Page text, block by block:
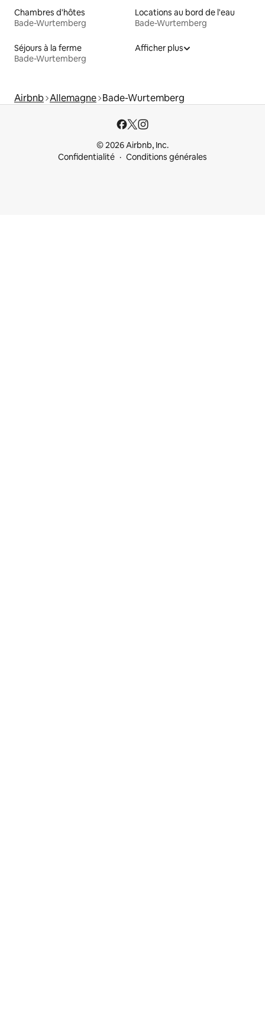
Chambres d'hôtes
Bade-Wurtemberg
Locations au bord de l'eau
Bade-Wurtemberg
Séjours à la ferme
Bade-Wurtemberg
Afficher plus
Airbnb Allemagne Bade-Wurtemberg
© 2026 Airbnb, Inc.
Confidentialité
Conditions générales